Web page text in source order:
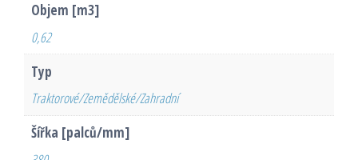
Objem [m3]
0,62
Typ
Traktorové/Zemědělské/Zahradní
Šířka [palců/mm]